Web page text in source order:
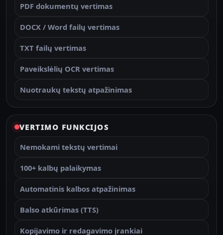
PDF dokumentų vertimas
DOCX / Word failų vertimas
TXT failų vertimas
Paveikslėlių OCR vertimas
Nuotraukų tekstų atpažinimas
VERTIMO FUNKCIJOS
Nemokami tekstų vertimai
100+ kalbų palaikymas
Automatinis kalbos atpažinimas
Balso atkūrimas (TTS)
Kopijavimo ir redagavimo įrankiai